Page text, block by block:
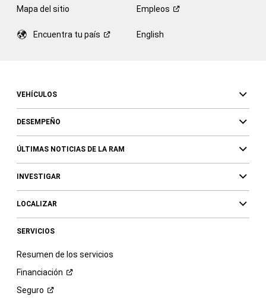
Mapa del sitio Empleos
Encuentra tu país English
VEHÍCULOS
DESEMPEÑO
ÚLTIMAS NOTICIAS DE LA RAM
INVESTIGAR
LOCALIZAR
SERVICIOS
Resumen de los servicios
Financiación
Seguro